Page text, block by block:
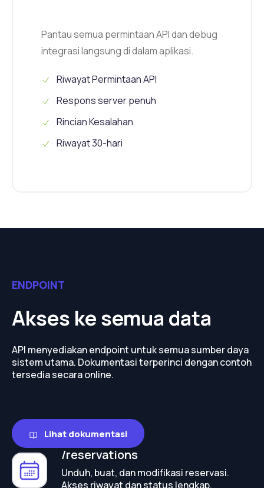
Pantau semua permintaan API dan debug
integrasi langsung di dalam aplikasi.
Riwayat Permintaan API
Respons server penuh
Rincian Kesalahan
Riwayat 30-hari
ENDPOINT
Akses ke semua data
API menyediakan endpoint untuk semua sumber daya
sistem utama. Dokumentasi terperinci dengan contoh
tersedia secara online.
Lihat dokumentasi
/reservations
Unduh, buat, dan modifikasi reservasi.
Akses riwayat dan status lengkap.